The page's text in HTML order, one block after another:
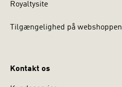
Royaltysite
Tilgængelighed på webshoppen
Kontakt os